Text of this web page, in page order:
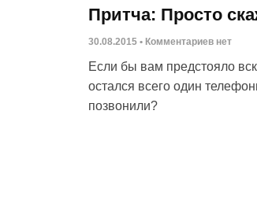
Притча: Просто
30.08.2015 Комментариев нет
Если бы вам предстояло
остался всего один
позвонили?